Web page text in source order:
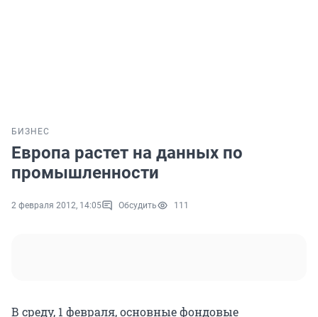
БИЗНЕС
Европа растет на данных по
промышленности
2 февраля 2012, 14:05 Обсудить 111
В среду, 1 февраля, основные фондовые